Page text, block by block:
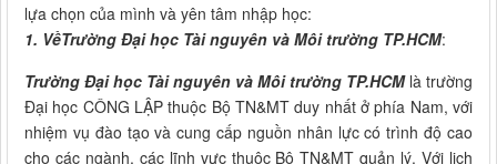
lựa chọn của mình và yên tâm nhập học:
1. VềTrường Đại học Tài nguyên và Môi trường TP.HCM:
Trường Đại học Tài nguyên và Môi trường TP.HCMlà trường
Đại học CÔNG LẬP thuộc Bộ TN&MT duy nhất ở phía Nam, với
nhiệm vụ đào tạo và cung cấp nguồn nhân lực có trình độ cao
cho các ngành, các lĩnh vực thuộc Bộ TN&MT quản lý. Với lịch